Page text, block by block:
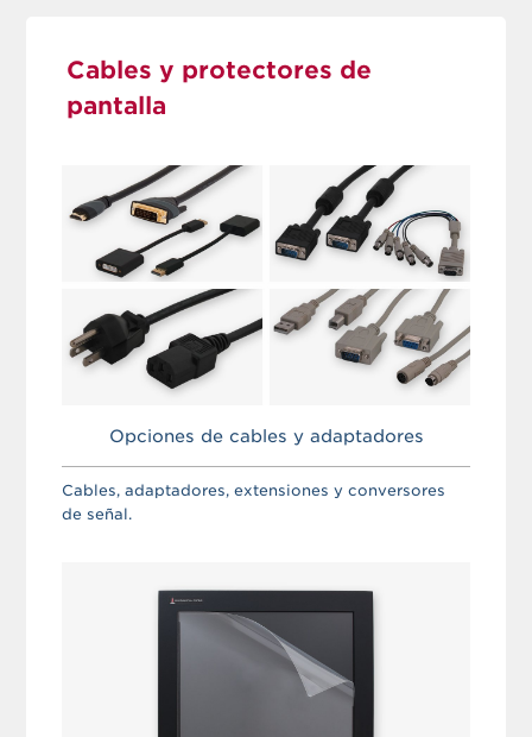
Cables y protectores de
pantalla
Opciones de cables y adaptadores
Cables, adaptadores, extensiones y conversores
de señal.